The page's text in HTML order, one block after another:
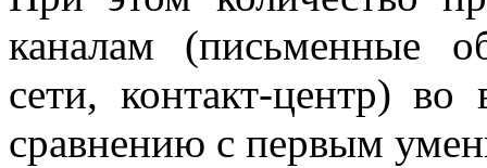
каналам (письменные
сети, контакт-центр)
сравнению с первым